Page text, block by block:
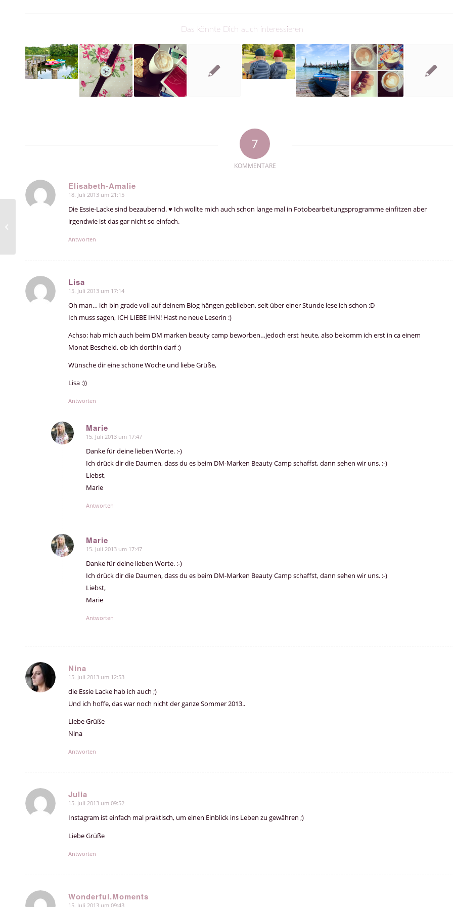
Das könnte Dich auch interessieren
7
KOMMENTARE
Elisabeth-Amalie
sagte:
18. Juli 2013 um 21:15
Die Essie-Lacke sind bezaubernd. ♥ Ich wollte mich auch schon lange mal in Fotobearbeitungsprogramme einfitzen aber
irgendwie ist das gar nicht so einfach.
Antworten
Lisa
sagte:
15. Juli 2013 um 17:14
Oh man… ich bin grade voll auf deinem Blog hängen geblieben, seit über einer Stunde lese ich schon :D
Ich muss sagen, ICH LIEBE IHN! Hast ne neue Leserin :)
Achso: hab mich auch beim DM marken beauty camp beworben…jedoch erst heute, also bekomm ich erst in ca einem
Monat Bescheid, ob ich dorthin darf :)
Wünsche dir eine schöne Woche und liebe Grüße,
Lisa :))
Antworten
Marie
sagte:
15. Juli 2013 um 17:47
Danke für deine lieben Worte. :-)
Ich drück dir die Daumen, dass du es beim DM-Marken Beauty Camp schaffst, dann sehen wir uns. :-)
Liebst,
Marie
Antworten
Marie
sagte:
15. Juli 2013 um 17:47
Danke für deine lieben Worte. :-)
Ich drück dir die Daumen, dass du es beim DM-Marken Beauty Camp schaffst, dann sehen wir uns. :-)
Liebst,
Marie
Antworten
Nina
sagte:
15. Juli 2013 um 12:53
die Essie Lacke hab ich auch ;)
Und ich hoffe, das war noch nicht der ganze Sommer 2013..
Liebe Grüße
Nina
Antworten
Julia
sagte:
15. Juli 2013 um 09:52
Instagram ist einfach mal praktisch, um einen Einblick ins Leben zu gewähren ;)
Liebe Grüße
Antworten
Wonderful.Moments
15. Juli 2013 um 09:43
Neues im Schuhschrank